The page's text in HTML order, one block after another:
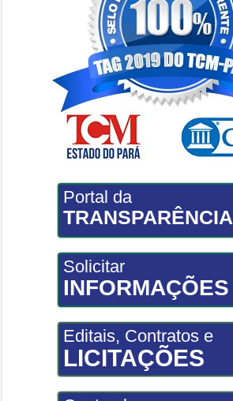
Portal da
TRANSPARÊNCIA
Solicitar
INFORMAÇÕES
Editais, Contratos e
LICITAÇÕES